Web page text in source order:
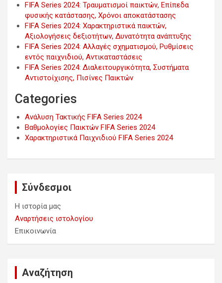
FIFA Series 2024: Τραυματισμοί παικτών, Επίπεδα
φυσικής κατάστασης, Χρόνοι αποκατάστασης
FIFA Series 2024: Χαρακτηριστικά παικτών,
Αξιολογήσεις δεξιοτήτων, Δυνατότητα ανάπτυξης
FIFA Series 2024: Αλλαγές σχηματισμού, Ρυθμίσεις
εντός παιχνιδιού, Αντικαταστάσεις
FIFA Series 2024: Διαλειτουργικότητα, Συστήματα
Αντιστοίχισης, Πισίνες Παικτών
Categories
Ανάλυση Τακτικής FIFA Series 2024
Βαθμολογίες Παικτών FIFA Series 2024
Χαρακτηριστικά Παιχνιδιού FIFA Series 2024
Σύνδεσμοι
Η ιστορία μας
Αναρτήσεις ιστολογίου
Επικοινωνία
Αναζήτηση